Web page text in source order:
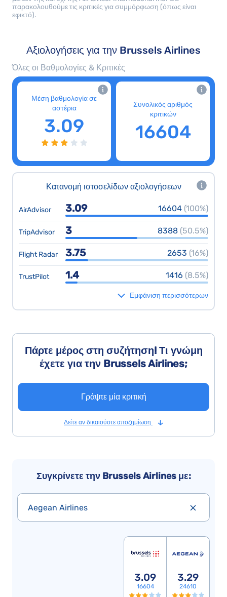
παρακολουθούμε τις κριτικές για συμμόρφωση (όπως είναι
εφικτό).
Αξιολογήσεις για την Brussels Airlines
Όλες οι Βαθμολογίες & Κριτικές
Μέση βαθμολογία σε
αστέρια
3.09
Συνολικός αριθμός
κριτικών
16604
Κατανομή ιστοσελίδων αξιολογήσεων
AirAdvisor 3.09 16604 (100%)
TripAdvisor 3 8388 (50.5%)
Flight Radar 3.75 2653 (16%)
TrustPilot 1.4 1416 (8.5%)
Εμφάνιση περισσότερων
Πάρτε μέρος στη συζήτηση! Τι γνώμη
έχετε για την Brussels Airlines;
Γράψτε μία κριτική
Δείτε αν δικαιούστε αποζημίωση
Συγκρίνετε την Brussels Airlines με:
Aegean Airlines
3.09
16604
3.29
24610